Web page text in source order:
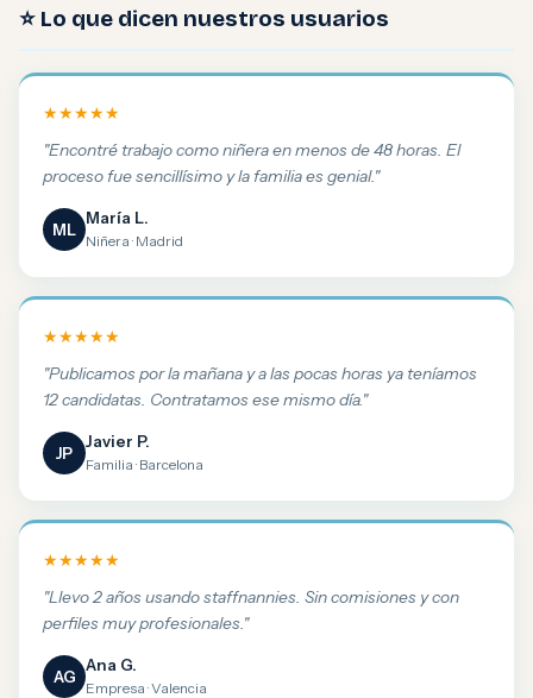
⭐ Lo que dicen nuestros usuarios
★★★★★
"Encontré trabajo como niñera en menos de 48 horas. El
proceso fue sencillísimo y la familia es genial."
ML
María L.
Niñera · Madrid
★★★★★
"Publicamos por la mañana y a las pocas horas ya teníamos
12 candidatas. Contratamos ese mismo día."
JP
Javier P.
Familia · Barcelona
★★★★★
"Llevo 2 años usando staffnannies. Sin comisiones y con
perfiles muy profesionales."
AG
Ana G.
Empresa · Valencia